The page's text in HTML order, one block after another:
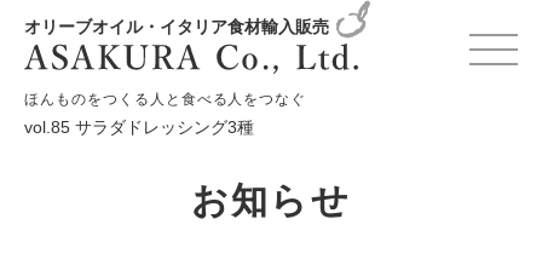
オリーブオイル・イタリア食材輸入販売
ほんものをつくる人と食べる人をつなぐ
HOME お知らせ
YouTube/料理動画
vol.85 サラダドレッシング3種
お知らせ